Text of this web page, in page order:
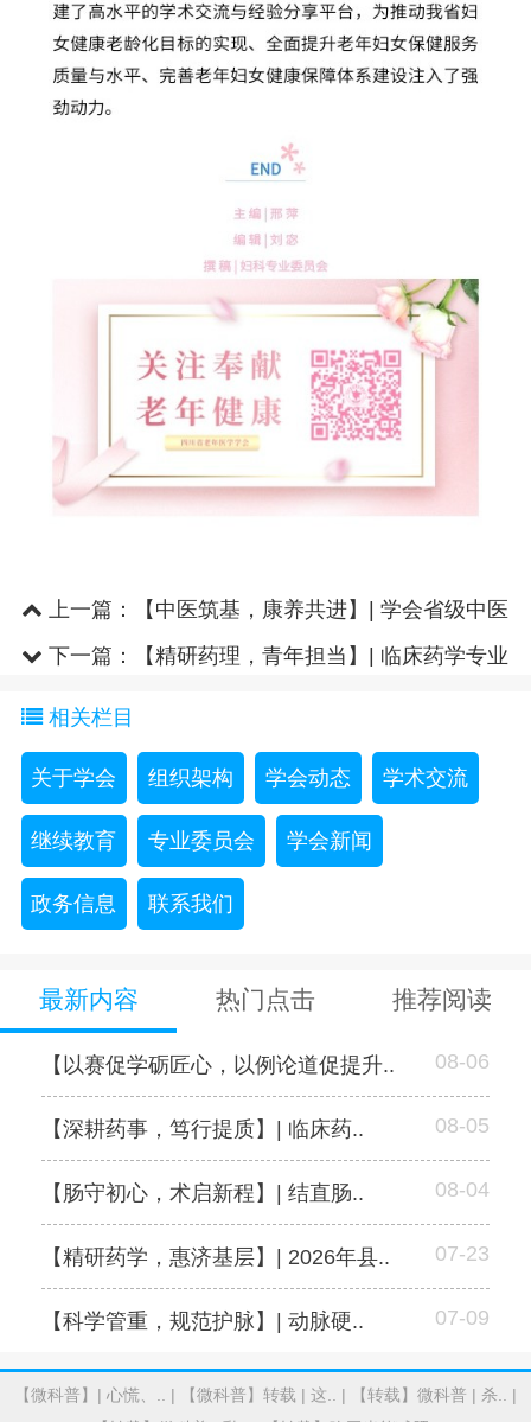
上一篇：
【中医筑基，康养共进】| 学会省级中医
药继教项目“中医康复在..
下一篇：
【精研药理，青年担当】| 临床药学专业
相关栏目
关于学会 组织架构 学会动态 学术交流
继续教育 专业委员会 学会新闻
政务信息 联系我们
最新内容 热门点击 推荐阅读
【以赛促学砺匠心，以例论道促提升.. 08-06
【深耕药事，笃行提质】| 临床药.. 08-05
【肠守初心，术启新程】| 结直肠.. 08-04
【精研药学，惠济基层】| 2026年县.. 07-23
【科学管重，规范护脉】| 动脉硬.. 07-09
【微科普】| 心慌、.. | 【微科普】转载 | 这.. | 【转载】微科普 | 杀..
|